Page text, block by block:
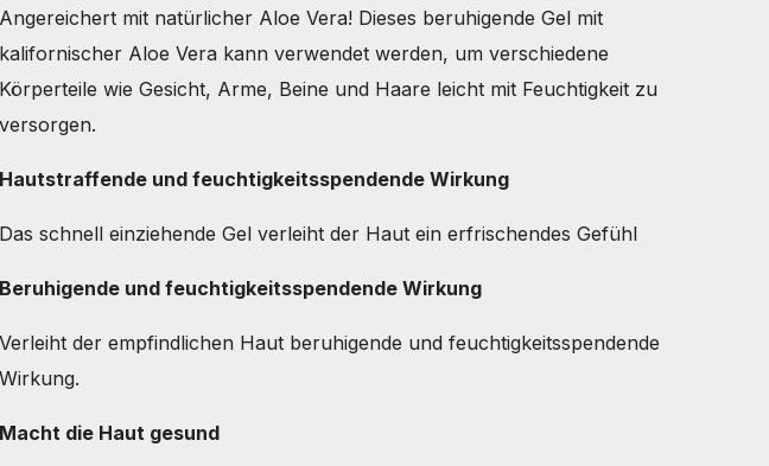
Angereichert mit natürlicher Aloe Vera! Dieses beruhigende Gel mit
kalifornischer Aloe Vera kann verwendet werden, um verschiedene
Körperteile wie Gesicht, Arme, Beine und Haare leicht mit Feuchtigkeit zu
versorgen.
Hautstraffende und feuchtigkeitsspendende Wirkung
Das schnell einziehende Gel verleiht der Haut ein erfrischendes Gefühl
Beruhigende und feuchtigkeitsspendende Wirkung
Verleiht der empfindlichen Haut beruhigende und feuchtigkeitsspendende
Wirkung.
Macht die Haut gesund